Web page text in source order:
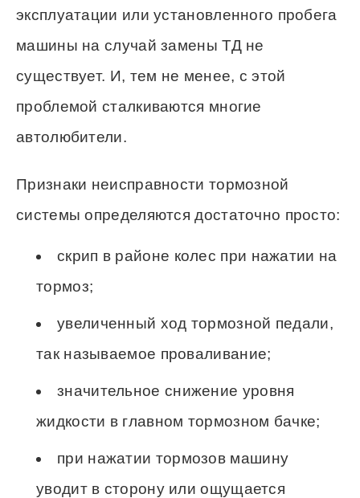
эксплуатации или установленного пробега
машины на случай замены ТД не
существует. И, тем не менее, с этой
проблемой сталкиваются многие
автолюбители.
Признаки неисправности тормозной
системы определяются достаточно просто:
скрип в районе колес при нажатии на
тормоз;
увеличенный ход тормозной педали,
так называемое проваливание;
значительное снижение уровня
жидкости в главном тормозном бачке;
при нажатии тормозов машину
уводит в сторону или ощущается